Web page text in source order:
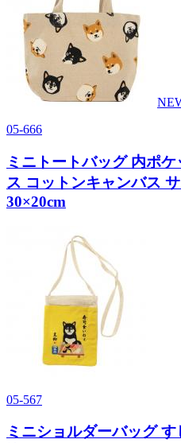
05-666
ミニトートバッグ 内ポ
ス コットンキャンバス
30×20cm
05-567
ミニショルダーバッグ